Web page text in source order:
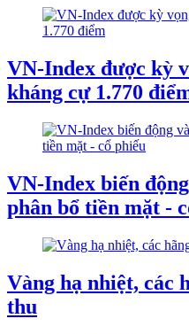
VN-Index được kỳ
kháng cự 1.770
VN-Index biến
phân bổ tiền mặt -
Vàng hạ nhiệt, các
thu